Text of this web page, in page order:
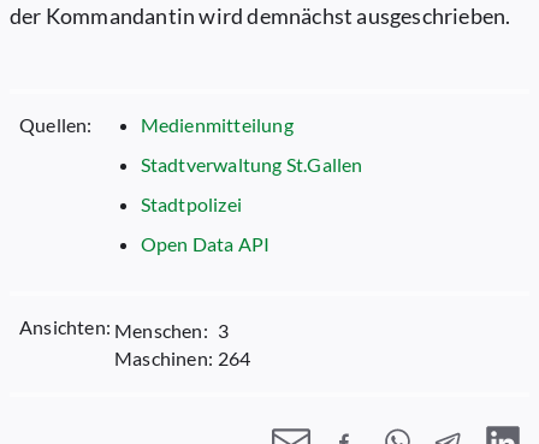
der Kommandantin wird demnächst ausgeschrieben.
Quellen:
Medienmitteilung
Stadtverwaltung St.Gallen
Stadtpolizei
Open Data API
Ansichten: Menschen: 3
Maschinen: 264